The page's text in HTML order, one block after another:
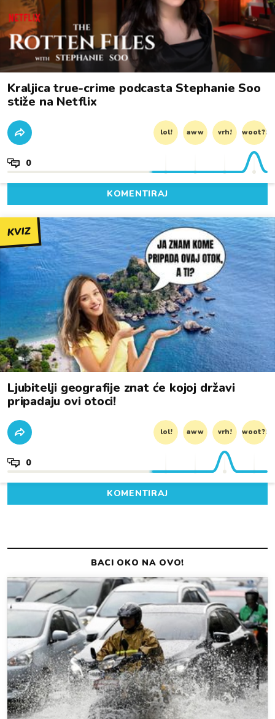
Kraljica true-crime podcasta Stephanie Soo
stiže na Netflix
lol! aww vrh! woot?!
0
KOMENTIRAJ
KVIZ
Ljubitelji geografije znat će kojoj državi
pripadaju ovi otoci!
lol! aww vrh! woot?!
0
KOMENTIRAJ